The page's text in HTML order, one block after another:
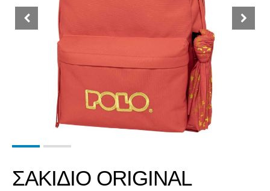
ΣΑΚΙΔΙΟ ORIGINAL